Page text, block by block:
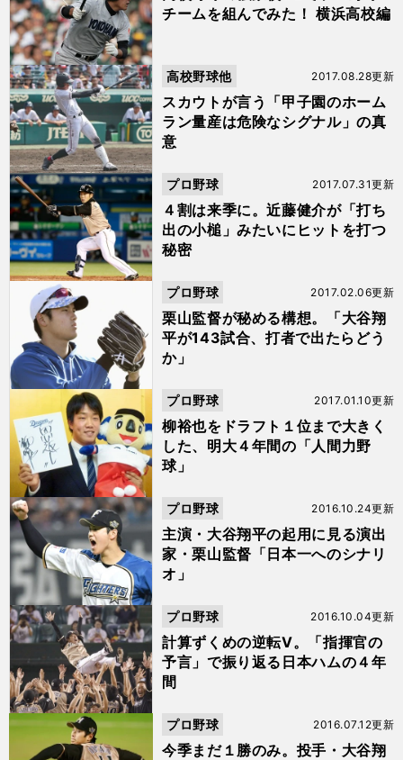
チームを組んでみた！ 横浜高校編
スカウトが言う「甲子園のホーム
ラン量産は危険なシグナル」の真
意
2017.08.28更新
高校野球他
４割は来季に。近藤健介が「打ち
出の小槌」みたいにヒットを打つ
秘密
2017.07.31更新
プロ野球
栗山監督が秘める構想。「大谷翔
平が143試合、打者で出たらどう
か」
2017.02.06更新
プロ野球
柳裕也をドラフト１位まで大きく
した、明大４年間の「人間力野
球」
2017.01.10更新
プロ野球
主演・大谷翔平の起用に見る演出
家・栗山監督「日本一へのシナリ
オ」
2016.10.24更新
プロ野球
計算ずくめの逆転V。「指揮官の
予言」で振り返る日本ハムの４年
間
2016.10.04更新
プロ野球
今季まだ１勝のみ。投手・大谷翔
2016.07.12更新
プロ野球